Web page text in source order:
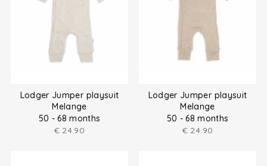
Lodger Jumper playsuit
Melange
50 - 68 months
€ 24.90
Lodger Jumper playsuit
Melange
50 - 68 months
€ 24.90